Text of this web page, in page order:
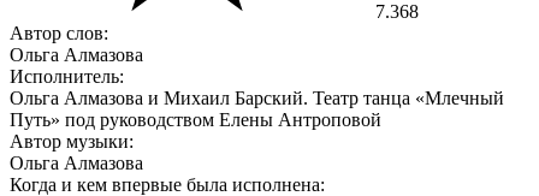
7.368
Автор слов:
Ольга Алмазова
Исполнитель:
Ольга Алмазова и Михаил Барский. Театр танца «Млечный
Путь» под руководством Елены Антроповой
Автор музыки:
Ольга Алмазова
Когда и кем впервые была исполнена: